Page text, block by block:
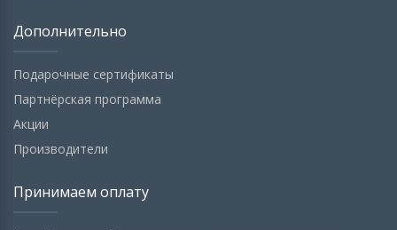
Дополнительно
Подарочные сертификаты
Партнёрская программа
Акции
Производители
Принимаем оплату